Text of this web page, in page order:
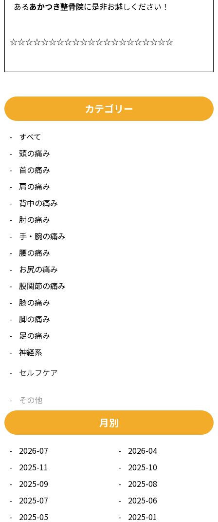
あるあかつき整骨院に是非お越しください！
☆☆☆☆☆☆☆☆☆☆☆☆☆☆☆☆☆☆☆☆☆
カテゴリー
すべて
頭の痛み
首の痛み
肩の痛み
背中の痛み
肘の痛み
手・腕の痛み
腰の痛み
お尻の痛み
股関節の痛み
膝の痛み
脚の痛み
足の痛み
神経系
セルフケア
月別
2026-07
2026-04
2025-11
2025-10
2025-09
2025-08
2025-07
2025-06
2025-05
2025-01